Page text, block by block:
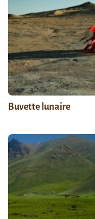
Buvette lunaire